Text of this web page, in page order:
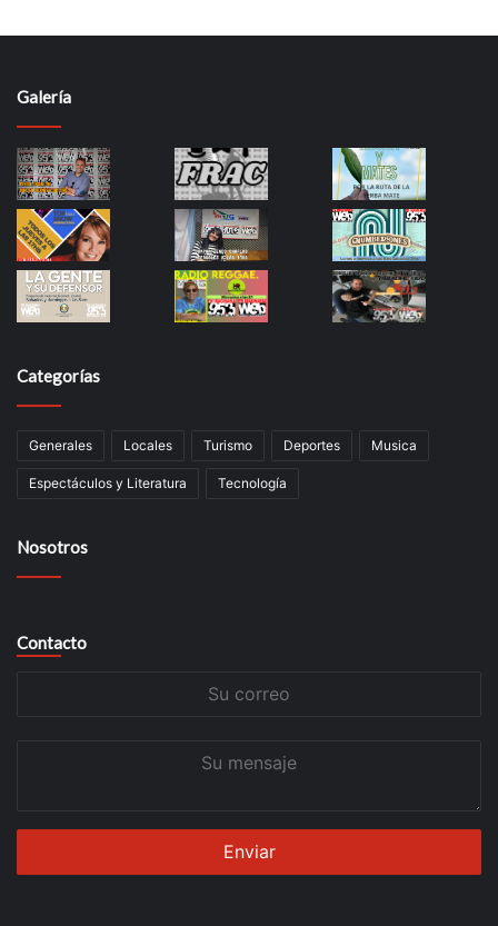
Galería
Categorías
Generales Locales Turismo Deportes Musica
Espectáculos y Literatura Tecnología
Nosotros
Contacto